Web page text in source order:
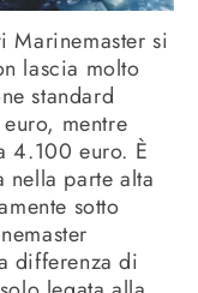
Marinemaster si
lascia molto
standard
mentre
4.100 euro. È
parte alta
sotto
differenza di